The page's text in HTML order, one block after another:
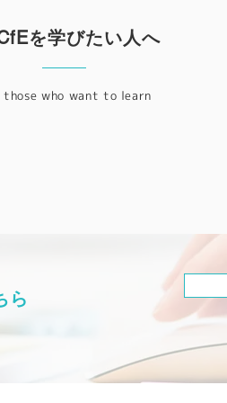
を学びたい人へ
those who want to learn
ら